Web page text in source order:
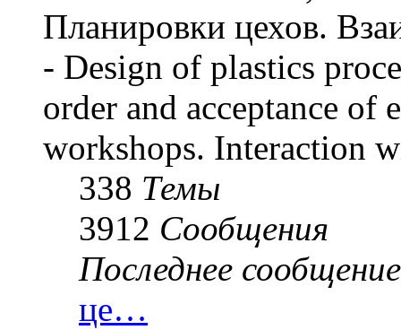
Планировки цехов.
- Design of plastics
order and acceptance
workshops. Interaction
338 Темы
3912 Сообщения
Последнее сообщение
це…